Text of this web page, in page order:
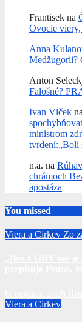
Frantisek na
Ovocie
Anna
Medžugorii?
Anton
Falošné?
Ivan Vlček na
ministrom
tvrdení:„Boli
n.a. na
chrámoch
apostáza
You missed
Viera a Cirkev Zo
Viera a Cirkev